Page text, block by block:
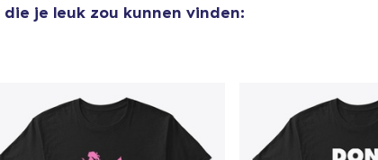
die je leuk zou kunnen vinden: